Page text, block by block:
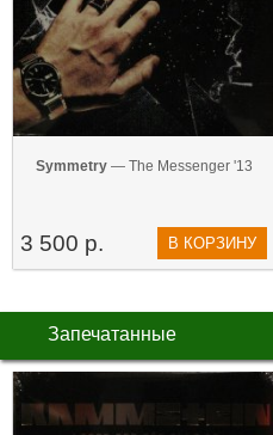
Symmetry— The Messenger '13
3 500 р. В КОРЗИНУ
Запечатанные